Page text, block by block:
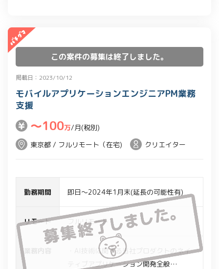
この案件の募集は終了しました。
掲載日：2023/10/12
モバイルアプリケーションエンジニアPM業務
支援
〜100万/月(税別)
東京都 / フルリモート（在宅)
クリエイター
勤務期間 即日～2024年1月末(延長の可能性有)
リモート フルリモート
・AI技術に関する当社プロダクトのネイ
ティブアプリケーション開発全般